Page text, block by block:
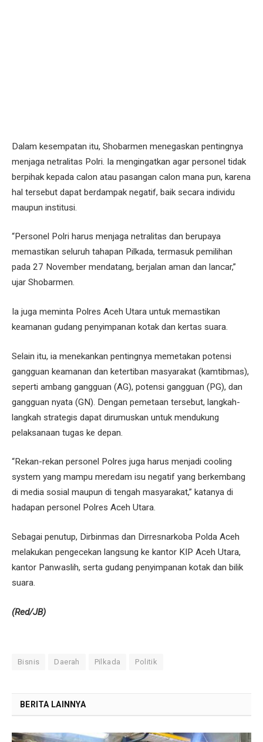
Dalam kesempatan itu, Shobarmen menegaskan pentingnya
menjaga netralitas Polri. Ia mengingatkan agar personel tidak
berpihak kepada calon atau pasangan calon mana pun, karena
hal tersebut dapat berdampak negatif, baik secara individu
maupun institusi.
“Personel Polri harus menjaga netralitas dan berupaya
memastikan seluruh tahapan Pilkada, termasuk pemilihan
pada 27 November mendatang, berjalan aman dan lancar,”
ujar Shobarmen.
Ia juga meminta Polres Aceh Utara untuk memastikan
keamanan gudang penyimpanan kotak dan kertas suara.
Selain itu, ia menekankan pentingnya memetakan potensi
gangguan keamanan dan ketertiban masyarakat (kamtibmas),
seperti ambang gangguan (AG), potensi gangguan (PG), dan
gangguan nyata (GN). Dengan pemetaan tersebut, langkah-
langkah strategis dapat dirumuskan untuk mendukung
pelaksanaan tugas ke depan.
“Rekan-rekan personel Polres juga harus menjadi cooling
system yang mampu meredam isu negatif yang berkembang
di media sosial maupun di tengah masyarakat,” katanya di
hadapan personel Polres Aceh Utara.
Sebagai penutup, Dirbinmas dan Dirresnarkoba Polda Aceh
melakukan pengecekan langsung ke kantor KIP Aceh Utara,
kantor Panwaslih, serta gudang penyimpanan kotak dan bilik
suara.
(Red/JB)
Bisnis Daerah Pilkada Politik
BERITA LAINNYA